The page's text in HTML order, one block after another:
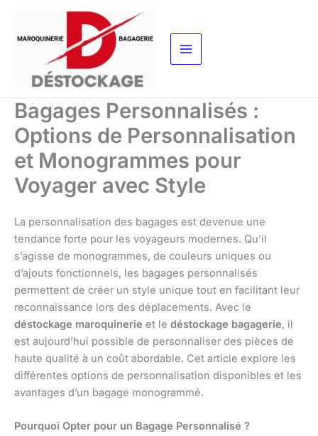
contenu
Bagages Personnalisés :
Options de Personnalisation
et Monogrammes pour
Voyager avec Style
La personnalisation des bagages est devenue une
tendance forte pour les voyageurs modernes. Qu’il
s’agisse de monogrammes, de couleurs uniques ou
d’ajouts fonctionnels, les bagages personnalisés
permettent de créer un style unique tout en facilitant leur
reconnaissance lors des déplacements. Avec le
déstockage maroquinerie et le déstockage bagagerie, il
est aujourd’hui possible de personnaliser des pièces de
haute qualité à un coût abordable. Cet article explore les
différentes options de personnalisation disponibles et les
avantages d’un bagage monogrammé.
Pourquoi Opter pour un Bagage Personnalisé ?